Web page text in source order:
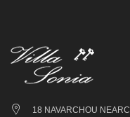
18 NAVARCHOU